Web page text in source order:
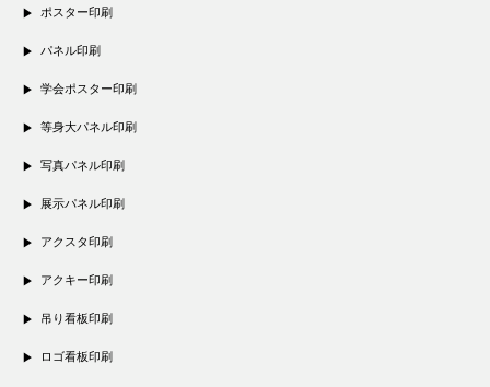
ポスター印刷
パネル印刷
学会ポスター印刷
等身大パネル印刷
写真パネル印刷
展示パネル印刷
アクスタ印刷
アクキー印刷
吊り看板印刷
ロゴ看板印刷